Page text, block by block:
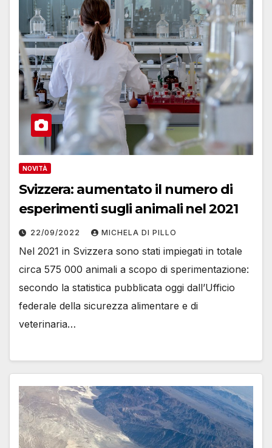
NOVITÀ
Svizzera: aumentato il numero di
esperimenti sugli animali nel 2021
22/09/2022 MICHELA DI PILLO
Nel 2021 in Svizzera sono stati impiegati in totale
circa 575 000 animali a scopo di sperimentazione:
secondo la statistica pubblicata oggi dallʼUfficio
federale della sicurezza alimentare e di
veterinaria…